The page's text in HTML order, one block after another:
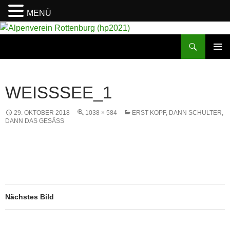
WEISSSEE_1
29. OKTOBER 2018 1038 × 584
ERST KOPF, DANN SCHULTER,
DANN DAS GESÄSS
Nächstes Bild
MENÜ